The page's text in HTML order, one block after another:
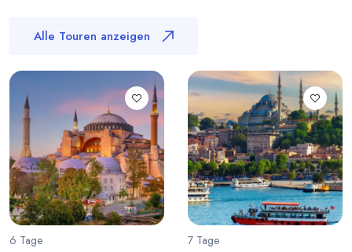
Alle Touren anzeigen
6 Tage 7 Tage